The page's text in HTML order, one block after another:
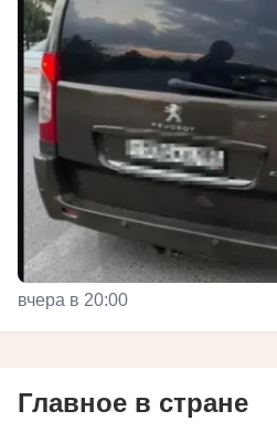
вчера в 20:00
Главное в стране